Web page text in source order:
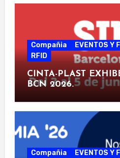
Compañia EVENTOS Y
RFID
CINTA-PLAST
BCN 2026.
Compañia EVENTOS Y